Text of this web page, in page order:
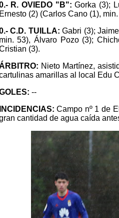
R. OVIEDO "B": Gorka (3);
Ernesto (2) (Carlos Cano (1),
C.D. TUILLA:Gabri (3);
min. 53), Álvaro Pozo (3);
(3).
Nieto Martínez,
amarillas al local Edu
--
INCIDENCIAS: Campo nº 1 de
cantidad de agua caída